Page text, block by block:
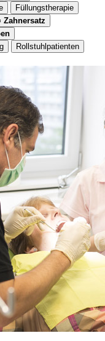
Füllungstherapie
Zahnersatz
Rollstuhlpatienten